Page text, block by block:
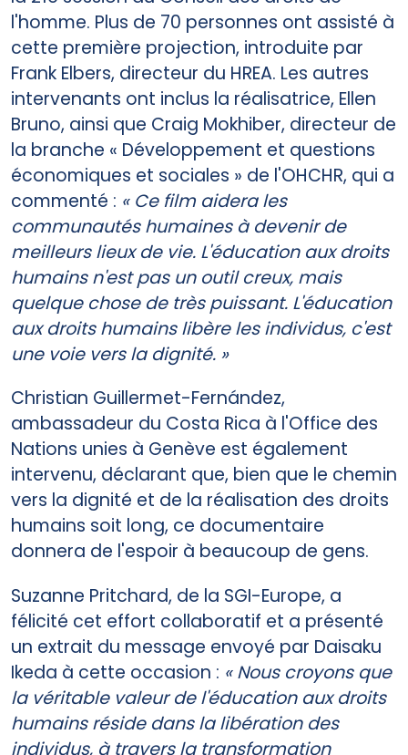
l'homme. Plus de 70 personnes ont assisté à
cette première projection, introduite par
Frank Elbers, directeur du HREA. Les autres
intervenants ont inclus la réalisatrice, Ellen
Bruno, ainsi que Craig Mokhiber, directeur de
la branche « Développement et questions
économiques et sociales » de l'OHCHR, qui a
commenté : « Ce film aidera les
communautés humaines à devenir de
meilleurs lieux de vie. L'éducation aux droits
humains n'est pas un outil creux, mais
quelque chose de très puissant. L'éducation
aux droits humains libère les individus, c'est
une voie vers la dignité. »
Christian Guillermet-Fernández,
ambassadeur du Costa Rica à l'Office des
Nations unies à Genève est également
intervenu, déclarant que, bien que le chemin
vers la dignité et de la réalisation des droits
humains soit long, ce documentaire
donnera de l'espoir à beaucoup de gens.
Suzanne Pritchard, de la SGI-Europe, a
félicité cet effort collaboratif et a présenté
un extrait du message envoyé par Daisaku
Ikeda à cette occasion : « Nous croyons que
la véritable valeur de l'éducation aux droits
humains réside dans la libération des
individus, à travers la transformation